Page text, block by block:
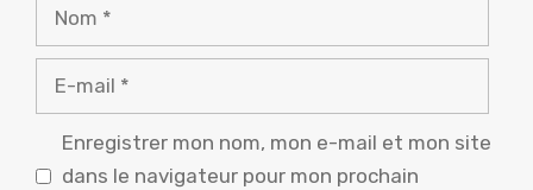
Nom
mail
Enregistrer mon nom, mon e-mail et mon site
dans le navigateur pour mon prochain